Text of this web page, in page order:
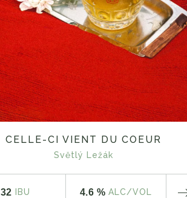
CELLE-CI VIENT DU COEUR
Světlý Ležák
32 IBU 4.6 % ALC/VOL